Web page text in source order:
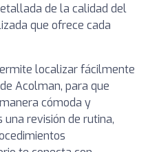
de la calidad del
que ofrece cada
localizar fácilmente
Acolman, para que
cómoda y
una revisión de rutina,